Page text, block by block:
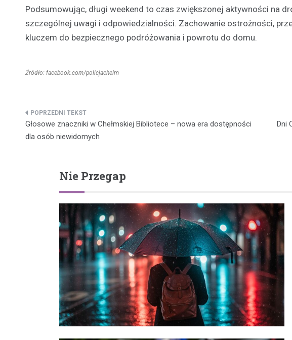
Podsumowując, długi weekend to czas zwiększonej aktywności na
szczególnej uwagi i odpowiedzialności. Zachowanie ostrożności,
kluczem do bezpiecznego podróżowania i powrotu do domu.
Źródło: facebook.com/policjachelm
Nawigacja
wpisu
Głosowe znaczniki w Chełmskiej Bibliotece – nowa era dostępności
dla osób niewidomych
Dni
Nie Przegap